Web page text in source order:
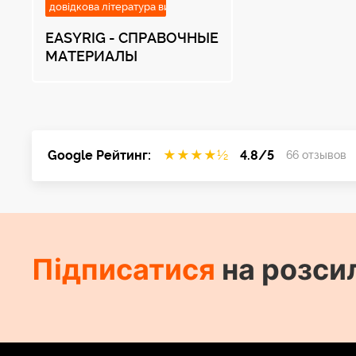
довідкова література виробників
EASYRIG - СПРАВОЧНЫЕ
МАТЕРИАЛЫ
Google Рейтинг: ★ ★ ★ ★½ 4.8/5 66 отзывов
Підписатися на